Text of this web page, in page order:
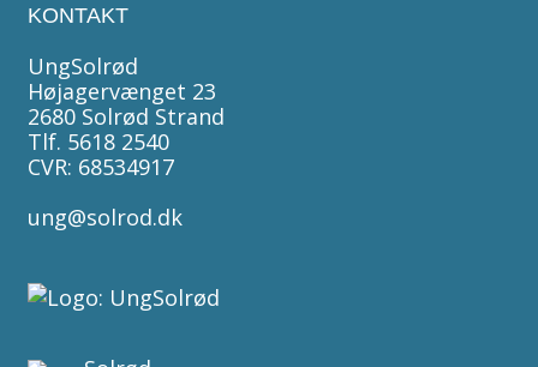
KONTAKT
UngSolrød
Højagervænget 23
2680 Solrød Strand
Tlf. 5618 2540
CVR: 68534917
ung@solrod.dk